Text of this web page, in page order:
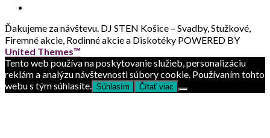
Ďakujeme za návštevu. DJ STEN Košice – Svadby, Stužkové,
Firemné akcie, Rodinné akcie a Diskotéky POWERED BY
United Themes™
Tento web používa na poskytovanie služieb, personalizáciu
reklám a analýzu návštevnosti súbory cookie. Používaním tohto
webu s tým súhlasíte.
Súhlasím Čítať viac